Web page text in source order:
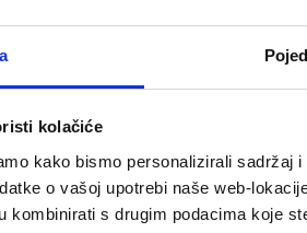
kolačiće
kako bismo personalizirali
o vašoj upotrebi naše web-
kombinirati s drugim podacima koje
#MOJPORTAL6; udžbenik
Autor(i):
Nakladnik:ŠKOLSKA KNJIGA d.d.
ministarstva:
6978